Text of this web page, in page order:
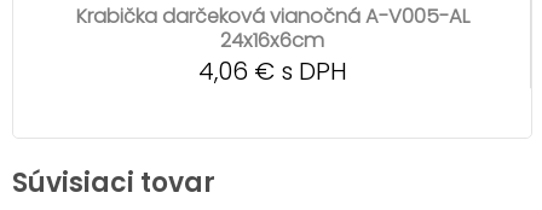
Krabička darčeková vianočná A-V005-AL
24x16x6cm
4,06 € s DPH
Súvisiaci tovar